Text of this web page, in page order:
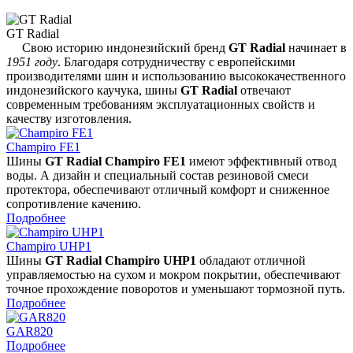
GT Radial
Свою историю индонезийский бренд GT Radial начинает в
1951 году. Благодаря сотрудничеству с европейскими
производителями шин и использованию высококачественного
индонезийского каучука, шины GT Radial отвечают
современным требованиям эксплуатационных свойств и
качеству изготовления.
Champiro FE1
Шины GT Radial Champiro FE1 имеют эффективный отвод
воды. А дизайн и специальный состав резиновой смеси
протектора, обеспечивают отличный комфорт и сниженное
сопротивление качению.
Подробнее
Champiro UHP1
Шины GT Radial Champiro UHP1 обладают отличной
управляемостью на сухом и мокром покрытии, обеспечивают
точное прохождение поворотов и уменьшают тормозной путь.
Подробнее
GAR820
Подробнее